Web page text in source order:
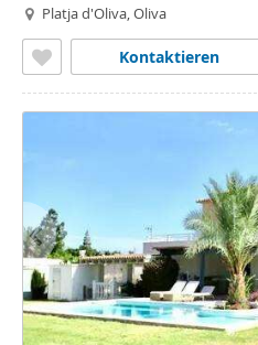
Platja d'Oliva, Oliva
Kontaktieren